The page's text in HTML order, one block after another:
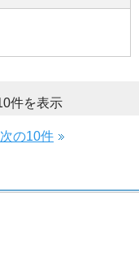
件を表示
次の10件